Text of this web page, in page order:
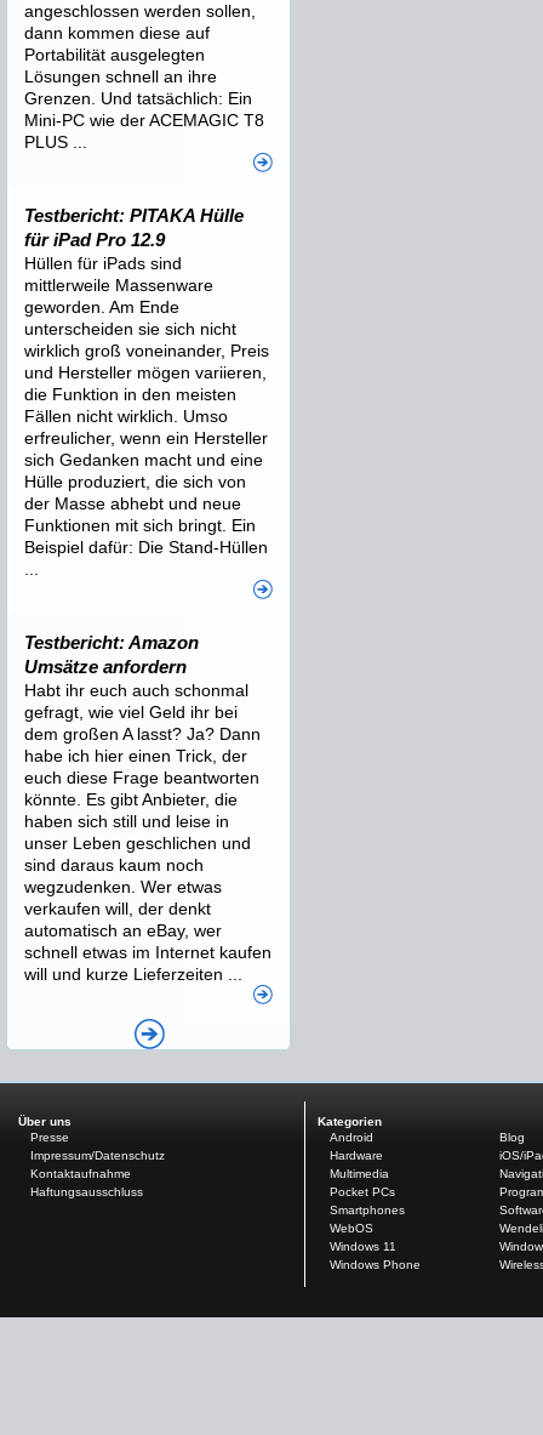
angeschlossen werden sollen,
dann kommen diese auf
Portabilität ausgelegten
Lösungen schnell an ihre
Grenzen. Und tatsächlich: Ein
Mini-PC wie der ACEMAGIC T8
PLUS ...
Testbericht: PITAKA Hülle
für iPad Pro 12.9
Hüllen für iPads sind
mittlerweile Massenware
geworden. Am Ende
unterscheiden sie sich nicht
wirklich groß voneinander, Preis
und Hersteller mögen variieren,
die Funktion in den meisten
Fällen nicht wirklich. Umso
erfreulicher, wenn ein Hersteller
sich Gedanken macht und eine
Hülle produziert, die sich von
der Masse abhebt und neue
Funktionen mit sich bringt. Ein
Beispiel dafür: Die Stand-Hüllen
Testbericht: Amazon
Umsätze anfordern
Habt ihr euch auch schonmal
gefragt, wie viel Geld ihr bei
dem großen A lasst? Ja? Dann
habe ich hier einen Trick, der
euch diese Frage beantworten
könnte. Es gibt Anbieter, die
haben sich still und leise in
unser Leben geschlichen und
sind daraus kaum noch
wegzudenken. Wer etwas
verkaufen will, der denkt
automatisch an eBay, wer
schnell etwas im Internet kaufen
will und kurze Lieferzeiten ...
Über uns
Presse
Impressum/Datenschutz
Kontaktaufnahme
Haftungsausschluss
Kategorien
Android
Blog
Hardware
iOS/
Multimedia
Pocket PCs
Smartphones
WebOS
Windows 11
Windows Phone